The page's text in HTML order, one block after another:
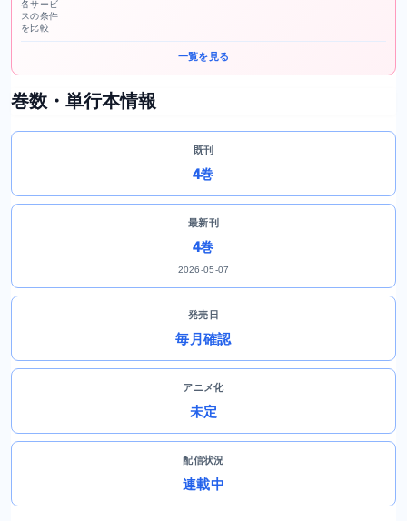
各サービ
スの条件
を比較
一覧を見る
巻数・単行本情報
既刊
4巻
最新刊
4巻
2026-05-07
発売日
毎月確認
アニメ化
未定
配信状況
連載中